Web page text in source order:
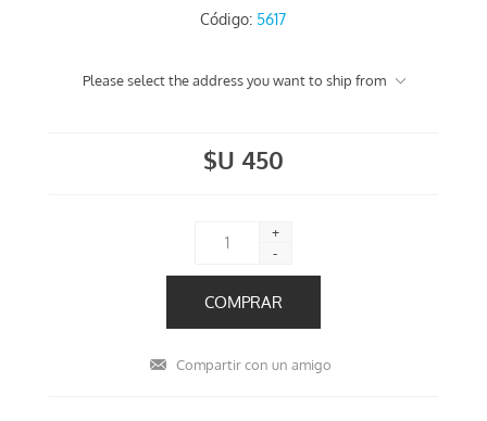
Código: 5617
Please select the address you want to ship from
$U 450
+
-